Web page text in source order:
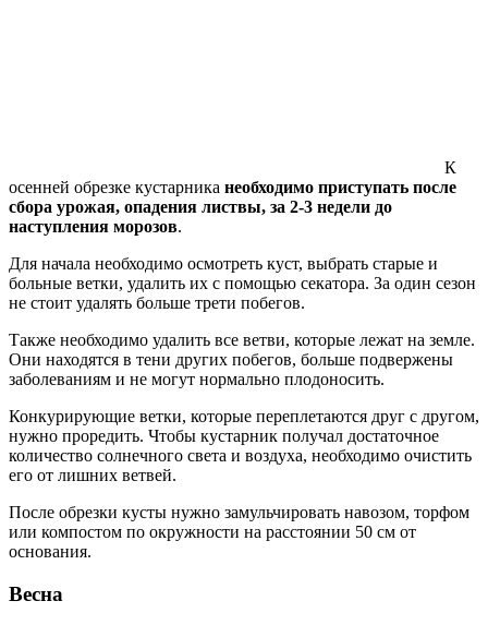
К
осенней обрезке кустарника необходимо приступать после
сбора урожая, опадения листвы, за 2-3 недели до
наступления морозов.
Для начала необходимо осмотреть куст, выбрать старые и
больные ветки, удалить их с помощью секатора. За один сезон
не стоит удалять больше трети побегов.
Также необходимо удалить все ветви, которые лежат на земле.
Они находятся в тени других побегов, больше подвержены
заболеваниям и не могут нормально плодоносить.
Конкурирующие ветки, которые переплетаются друг с другом,
нужно проредить. Чтобы кустарник получал достаточное
количество солнечного света и воздуха, необходимо очистить
его от лишних ветвей.
После обрезки кусты нужно замульчировать навозом, торфом
или компостом по окружности на расстоянии 50 см от
основания.
Весна